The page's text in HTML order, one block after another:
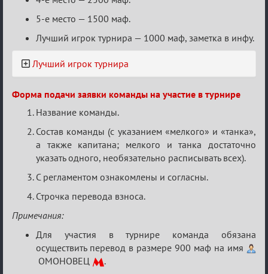
5-е место — 1500 маф.
Лучший игрок турнира — 1000 маф, заметка в инфу.
Лучший игрок турнира
Форма подачи заявки команды на участие в турнире
Название команды.
Состав команды (с указанием «мелкого» и «танка»,
а также капитана; мелкого и танка достаточно
указать одного, необязательно расписывать всех).
С регламентом ознакомлены и согласны.
Строчка перевода взноса.
Примечания:
Для участия в турнире команда обязана
осуществить перевод в размере 900 маф на имя
ОМОНОВЕЦ
.